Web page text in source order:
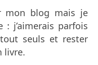
mon blog mais je
j’aimerais parfois
seuls et rester
livre.